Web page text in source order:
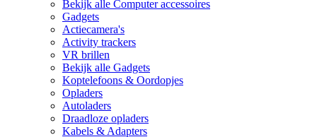
Bekijk alle Computer accessoires
Gadgets
Actiecamera's
Activity trackers
VR brillen
Bekijk alle Gadgets
Koptelefoons & Oordopjes
Opladers
Autoladers
Draadloze opladers
Kabels & Adapters